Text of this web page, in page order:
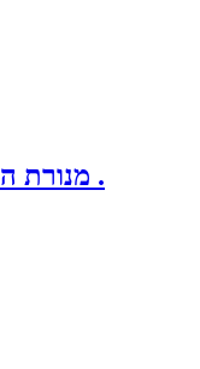
מנורת הקסמים חגורה וכובע אלדין .